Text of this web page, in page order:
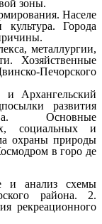
зоны.
Населе
Города
металлургии,
Хозяйственные
Печорского
и Архангельский
развития
Основные
социальных и
охраны природы
в горо де
и анализ схемы
района. 2.
рекреационного